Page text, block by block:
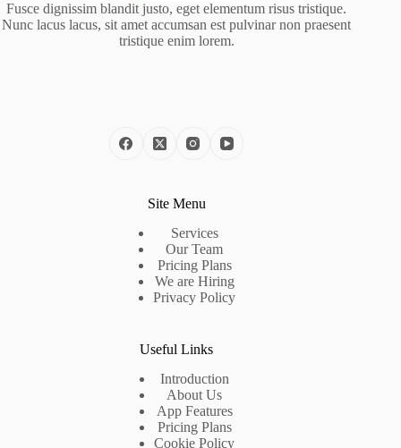
Fusce dignissim blandit justo, eget elementum risus tristique.
Nunc lacus lacus, sit amet accumsan est pulvinar non praesent
tristique enim lorem.
Site Menu
Services
Our Team
Pricing Plans
We are Hiring
Privacy Policy
Useful Links
Introduction
About Us
App Features
Pricing Plans
Cookie Policy